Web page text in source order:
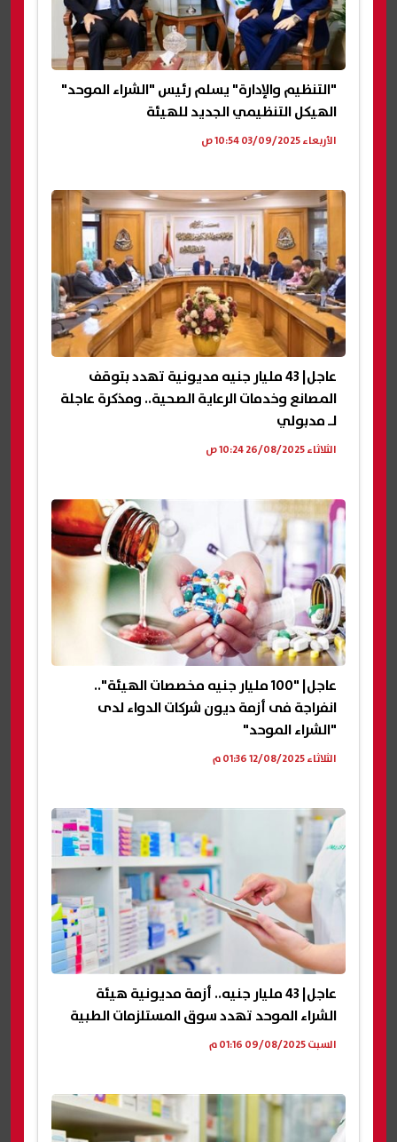
"التنظيم والإدارة" يسلم رئيس "الشراء الموحد"
الهيكل التنظيمي الجديد للهيئة
الأربعاء 03/09/2025 10:54 ص
عاجل| 43 مليار جنيه مديونية تهدد بتوقف
المصانع وخدمات الرعاية الصحية.. ومذكرة عاجلة
لـ مدبولي
الثلاثاء 26/08/2025 10:24 ص
عاجل| "100 مليار جنيه مخصصات الهيئة"..
انفراجة فى أزمة ديون شركات الدواء لدى
"الشراء الموحد"
الثلاثاء 12/08/2025 01:36 م
عاجل| 43 مليار جنيه.. أزمة مديونية هيئة
الشراء الموحد تهدد سوق المستلزمات الطبية
السبت 09/08/2025 01:16 م